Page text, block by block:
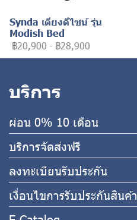
Synda เตียงดีไซน์ รุ่น
Modish Bed
฿20,900 - ฿28,900
บริการ
ผ่อน 0% 10 เดือน
บริการจัดส่งฟรี
ลงทะเบียนรับประกัน
เงื่อนไขการรับประกันสินค้า